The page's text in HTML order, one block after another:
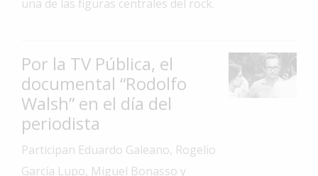
Policiales
Cartelera
Fotos
de
una de las figuras centrales del rock.
Por la TV Pública, el
documental “Rodolfo
Walsh” en el día del
periodista
Participan Eduardo Galeano, Rogelio
García Lupo, Miguel Bonasso y